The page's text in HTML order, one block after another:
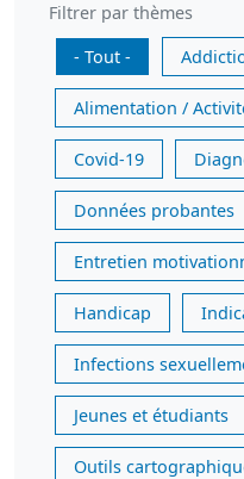
Filtrer par thèmes
- Tout -
Alimentation /
Covid-19
Données probantes
Entretien
Handicap
Infections
Jeunes et étudiants
Outils